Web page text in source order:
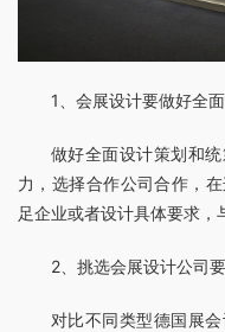
1、会展设计要做好全
做好全面设计策划和
力，选择合作公司合作，
足企业或者设计具体要求，
2、挑选会展设计公司
对比不同类型德国展